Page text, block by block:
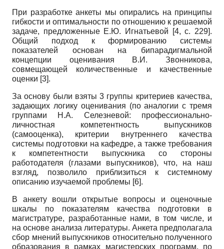
При разработке анкеты мы опирались на принципы
гибкости и оптимальности по отношению к решаемой
задаче, предложенные Е.Ю. Игнатьевой [4, с. 229].
Общий подход к формированию системы
показателей основан на бипарадигмальной
концепции оцени­вания В.И. Звонникова,
совмещающей количественные и качественные
оценки [3].
За основу были взяты 3 группы критериев качества,
задающих логику оценивания (по аналогии с тремя
группами Н.А. Селезневой: профессионально-
личностная компетентность выпускников
(самооценка), критерии внутреннего качества
системы подготовки на кафедре, а также требования
к компетентности выпускника со стороны
работодателя (глазами выпускников), что, на наш
взгляд, позволило приблизиться к системному
описанию изучаемой проблемы [6].
В анкету вошли открытые вопросы и оценочные
шкалы по показателям качества подготовки в
магистратуре, разработанные нами, в том числе, и
на основе анализа литературы. Анкета предполагала
сбор мнений выпускников относительно полученного
образования в рамках магистерских программ, по